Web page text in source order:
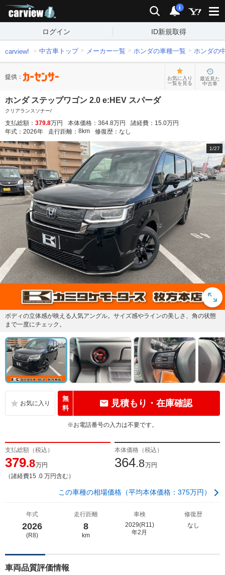
検索 通知
i
ログイン ID新規取得
carview! 中古車トップ メーカー一覧 ホンダの車種一覧 ホンダの
提供：
お気に入り
一覧を見る
最近見た
中古車
ホンダ ステップワゴン 2.0 e:HEV スパーダ
クリアランスソナー/
支払総額： 379.8万円 本体価格： 364.8万円 諸経費： 15.0万円
年式： 2026年 走行距離： 8km 修復歴： なし
1/27
ボディの立体感が映える人気アングル。サイズ感やラインの美しさ、角の状態
まで一度にチェック。
無
料
見積もり・在庫確認
※お電話番号の入力は不要です。
支払総額（税込）
379.8万円
（諸経費15 .0 万円含む）
本体価格（税込）
364.8万円
この車種の相場価格（平均本体価格：375万円）
年式
2026
(R8)
走行距離
8
km
車検
2029(R11)
年2月
修復歴
なし
車両品質評価情報